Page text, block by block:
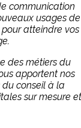
communication
usages de
atteindre vos
des métiers du
apportent nos
du conseil à la
sur mesure et